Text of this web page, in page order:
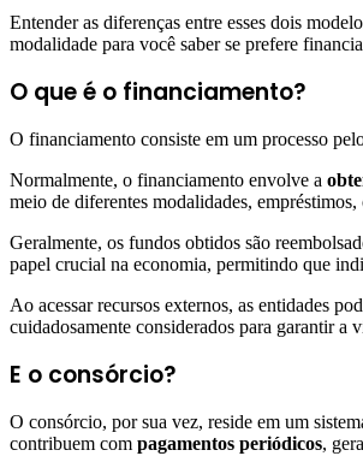
Entender as diferenças entre esses dois
modalidade para você saber se prefere
O que é o financiamento?
O financiamento consiste em um processo
Normalmente, o financiamento envolve a
meio de diferentes modalidades,
Geralmente, os fundos obtidos são
papel crucial na economia, permitindo que
Ao acessar recursos externos, as entidades
cuidadosamente considerados para garantir a
E o consórcio?
O consórcio, por sua vez, reside em um
contribuem com pagamentos periódicos,